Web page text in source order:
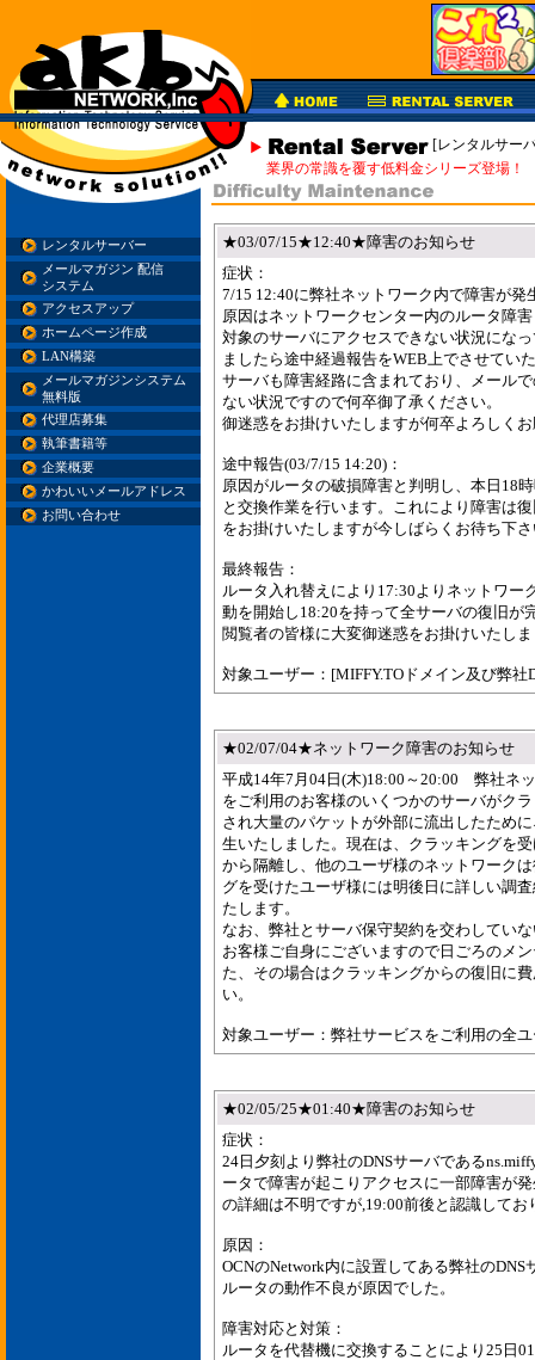
レンタルサーバー
メールマガジン 配信
システム
アクセスアップ
ホームページ作成
LAN構築
メールマガジンシステム
無料版
代理店募集
執筆書籍等
企業概要
かわいいメールアドレス
お問い合わせ
[レンタルサー
業界の常識を覆す低料金シリーズ登場！
★03/07/15★12:40★障害のお知らせ
症状：
7/15 12:40に弊社ネットワーク内で障害が発
原因はネットワークセンター内のルータ障
対象のサーバにアクセスできない状況にな
ましたら途中経過報告をWEB上でさせてい
サーバも障害経路に含まれており、メール
ない状況ですので何卒御了承ください。
御迷惑をお掛けいたしますが何卒よろしく
途中報告(03/7/15 14:20)：
原因がルータの破損障害と判明し、本日18
と交換作業を行います。これにより障害は
をお掛けいたしますが今しばらくお待ち下
最終報告：
ルータ入れ替えにより17:30よりネットワー
動を開始し18:20を持って全サーバの復旧が
閲覧者の皆様に大変御迷惑をお掛けいたし
対象ユーザー：[MIFFY.TOドメイン及び弊社
★02/07/04★ネットワーク障害のお知らせ
平成14年7月04日(木)18:00～20:00 弊社ネ
をご利用のお客様のいくつかのサーバがク
され大量のパケットが外部に流出したため
生いたしました。現在は、クラッキングを
から隔離し、他のユーザ様のネットワーク
グを受けたユーザ様には明後日に詳しい調
たします。
なお、弊社とサーバ保守契約を交わしてい
お客様ご自身にございますので日ごろのメ
た、その場合はクラッキングからの復旧に
い。
対象ユーザー：弊社サービスをご利用の全
★02/05/25★01:40★障害のお知らせ
症状：
24日夕刻より弊社のDNSサーバである
ータで障害が起こりアクセスに一部障害が
の詳細は不明ですが,19:00前後と認識してお
原因：
OCNのNetwork内に設置してある弊社のDNS
ルータの動作不良が原因でした。
障害対応と対策：
ルータを代替機に交換することにより25日